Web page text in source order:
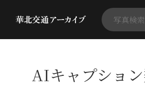
AIキャプション